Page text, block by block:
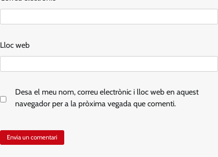
Lloc web
Desa el meu nom, correu electrònic i lloc web en aquest
navegador per a la pròxima vegada que comenti.